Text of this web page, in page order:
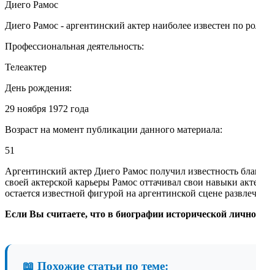
Диего Рамос
Диего Рамос - аргентинский актер наиболее известен по
Профессиональная деятельность:
Телеактер
День рождения:
29 ноября 1972 года
Возраст на момент публикации данного материала:
51
Аргентинский актер Диего Рамос получил известность
своей актерской карьеры Рамос оттачивал свои навыки
остается известной фигурой на аргентинской сцене
Если Вы считаете, что в биографии исторической
📖 Похожие статьи по теме: